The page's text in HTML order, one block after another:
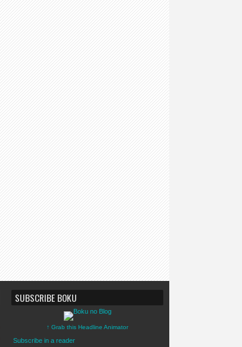
SUBSCRIBE BOKU
↑ Grab this Headline Animator
Subscribe in a reader